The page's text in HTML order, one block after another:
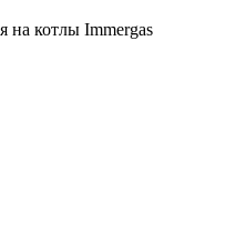
на котлы Immergas